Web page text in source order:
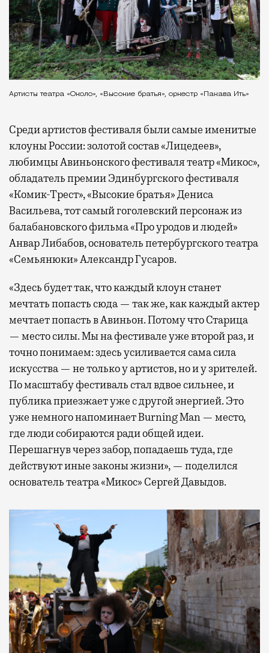
Артисты театра «Около», «Высокие братья», оркестр «Пакава Ить»
Среди артистов фестиваля были самые именитые
клоуны России: золотой состав «Лицедеев»,
любимцы Авиньонского фестиваля театр «Микос»,
обладатель премии Эдинбургского фестиваля
«Комик-Трест», «Высокие братья» Дениса
Васильева, тот самый гоголевский персонаж из
балабановского фильма «Про уродов и людей»
Анвар Либабов, основатель петербургского театра
«Семьянюки» Александр Гусаров.
«Здесь будет так, что каждый клоун станет
мечтать попасть сюда — так же, как каждый актер
мечтает попасть в Авиньон. Потому что Старица
— место силы. Мы на фестивале уже второй раз, и
точно понимаем: здесь усиливается сама сила
искусства — не только у артистов, но и у зрителей.
По масштабу фестиваль стал вдвое сильнее, и
публика приезжает уже с другой энергией. Это
уже немного напоминает Burning Man — место,
где люди собираются ради общей идеи.
Перешагнув через забор, попадаешь туда, где
действуют иные законы жизни», — поделился
основатель театра «Микос» Сергей Давыдов.